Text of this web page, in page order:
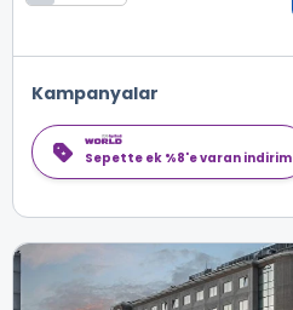
Kampanyalar
Sepette ek %8'e varan indirim